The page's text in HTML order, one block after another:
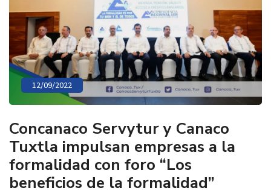
12/09/2022
Concanaco Servytur y Canaco
Tuxtla impulsan empresas a la
formalidad con foro “Los
beneficios de la formalidad”